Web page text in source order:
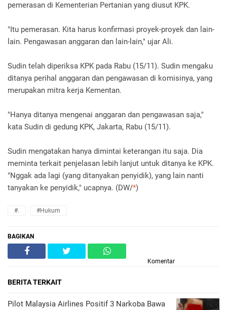
pemerasan di Kementerian Pertanian yang diusut KPK.
"Itu pemerasan. Kita harus konfirmasi proyek-proyek dan lain-
lain. Pengawasan anggaran dan lain-lain," ujar Ali.
Sudin telah diperiksa KPK pada Rabu (15/11). Sudin mengaku
ditanya perihal anggaran dan pengawasan di komisinya, yang
merupakan mitra kerja Kementan.
"Hanya ditanya mengenai anggaran dan pengawasan saja,"
kata Sudin di gedung KPK, Jakarta, Rabu (15/11).
Sudin mengatakan hanya dimintai keterangan itu saja. Dia
meminta terkait penjelasan lebih lanjut untuk ditanya ke KPK.
"Nggak ada lagi (yang ditanyakan penyidik), yang lain nanti
tanyakan ke penyidik," ucapnya. (DW/*)
#. #Hukum
BAGIKAN
Komentar
BERITA TERKAIT
Pilot Malaysia Airlines Positif 3 Narkoba Bawa